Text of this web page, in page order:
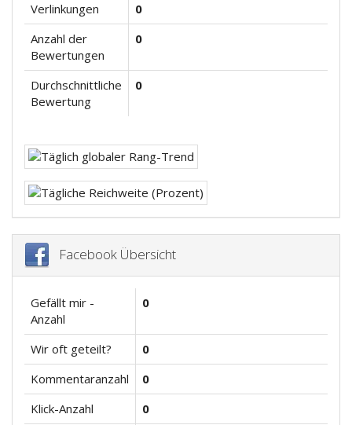
Verlinkungen
0
Anzahl der
Bewertungen
0
Durchschnittliche
Bewertung
0
Facebook Übersicht
Gefällt mir -
Anzahl
0
Wir oft geteilt?
0
Kommentaranzahl
0
Klick-Anzahl
0